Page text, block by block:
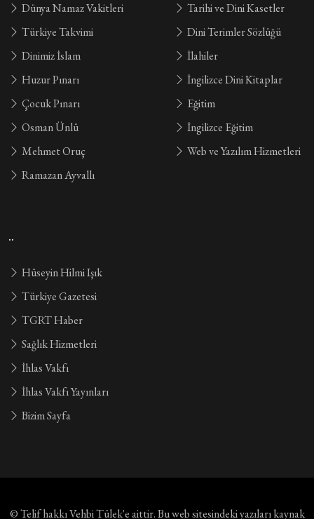
Dünya Namaz Vakitleri
Türkiye Takvimi
Dinimiz İslam
Huzur Pınarı
Çocuk Pınarı
Osman Ünlü
Mehmet Oruç
Ramazan Ayvallı
Tarihi ve Dini Kasetler
Dini Terimler Sözlüğü
İlahiler
İngilizce Dini Kitaplar
Eğitim
İngilizce Eğitim
Web ve Yazılım Hizmetleri
..
Hüseyin Hilmi Işık
Türkiye Gazetesi
TGRT Haber
Sağlık Hizmetleri
İhlas Vakfı
İhlas Vakfı Yayınları
Bizim Sayfa
© Telif hakkıVehbi Tülek'e aittir. Bu web sitesindeki yazıları kaynak